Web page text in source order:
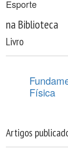
Esporte
na Biblioteca
Livro
Física
Artigos